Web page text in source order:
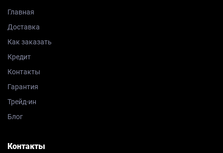
Главная
Доставка
Как заказать
Кредит
Контакты
Гарантия
Трейд-ин
Блог
Контакты